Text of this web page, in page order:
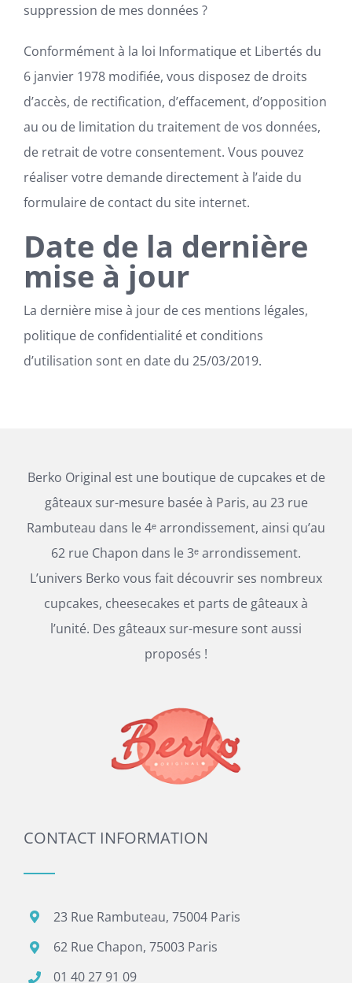
suppression de mes données ?
Conformément à la loi Informatique et Libertés du
6 janvier 1978 modifiée, vous disposez de droits
d’accès, de rectification, d’effacement, d’opposition
au ou de limitation du traitement de vos données,
de retrait de votre consentement. Vous pouvez
réaliser votre demande directement à l’aide du
formulaire de contact du site internet.
Date de la dernière
mise à jour
La dernière mise à jour de ces mentions légales,
politique de confidentialité et conditions
d’utilisation sont en date du 25/03/2019.
Berko Original est une boutique de cupcakes et de
gâteaux sur-mesure basée à Paris, au 23 rue
Rambuteau dans le 4ᵉ arrondissement, ainsi qu’au
62 rue Chapon dans le 3ᵉ arrondissement.
L’univers Berko vous fait découvrir ses nombreux
cupcakes, cheesecakes et parts de gâteaux à
l’unité. Des gâteaux sur-mesure sont aussi
proposés !
CONTACT INFORMATION
23 Rue Rambuteau, 75004 Paris
62 Rue Chapon, 75003 Paris
01 40 27 91 09